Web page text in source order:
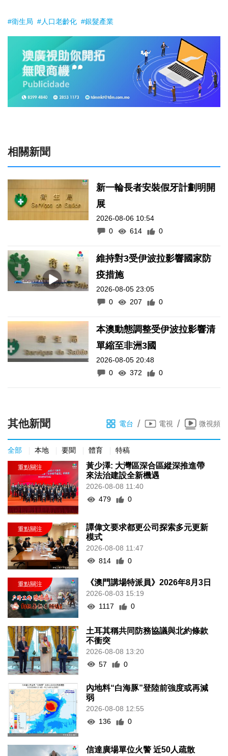
#衛生局 #人口老齡化 #銀髮產業
相關新聞
新一輪長者安裝假牙計劃明開
展
2026-08-06 10:54
0
614 0
維持對3受伊波拉影響國家防
疫措施
2026-08-05 23:05
0
207 0
本澳動態調整受伊波拉影響清
單縮至非洲3國
2026-08-05 20:48
0
372 0
其他新聞 電台 / 電視 / 微視頻
全部 本地 要聞 體育 特稿
黃少澤: 大灣區深合區縱深推進帶
來法治建設全新機遇
2026-08-08 11:40
479
0
譚偉文要求都更公司探索多元更新
模式
2026-08-08 11:47
814
0
《澳門講場特派員》2026年8月3日
2026-08-03 15:19
1117
0
土耳其稱共同防務協議與北約條款
不衝突
2026-08-08 13:20
57
0
內地料“白海豚”登陸前強度或再減
弱
2026-08-08 12:55
136
0
信達廣場單位火警 近50人疏散